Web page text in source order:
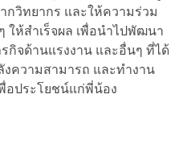
กวิทยากร และให้ความร่วม
ให้สำเร็จผล เพื่อนำไปพัฒนา
กิจด้านแรงงาน และอื่นๆ ที่ได้
ความสามารถ และทำงาน
อประโยชน์แก่พี่น้อง